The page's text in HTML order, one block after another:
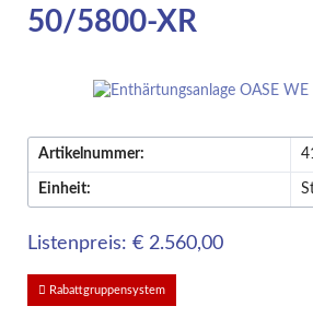
50/5800-XR
Artikelnummer:
Einheit:
Listenpreis: € 2.560,00
Rabattgruppensystem